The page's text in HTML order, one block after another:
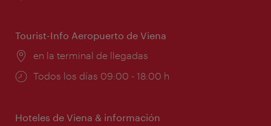
Tourist-Info Aeropuerto de Viena
Lugar:
en la terminal de llegadas
Horarios
Todos los días 09:00 - 18:00 h
Hoteles de Viena & información